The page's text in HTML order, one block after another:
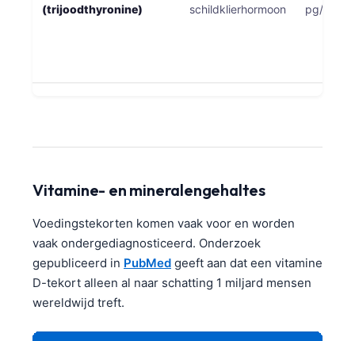
(trijoodthyronine)
schildklierhormoon
pg/ml
Vitamine- en mineralengehaltes
Voedingstekorten komen vaak voor en worden
vaak ondergediagnosticeerd. Onderzoek
gepubliceerd in PubMed geeft aan dat een vitamine
D-tekort alleen al naar schatting 1 miljard mensen
wereldwijd treft.
தமிழ்
ગુજરાતી
ಕನ್ನಡ
മലയാളം
Bahasa Melayu
ไทย
Українська